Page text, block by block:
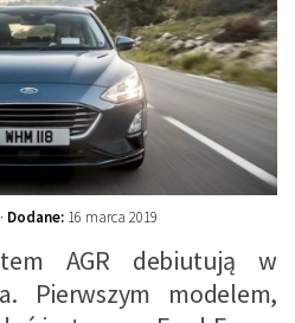
Dodane: 16 marca 2019
AGR debiutują w
Pierwszym modelem,